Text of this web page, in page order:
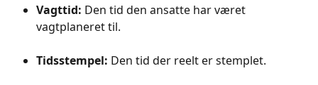
Vagttid: Den tid den ansatte har været
vagtplaneret til.
Tidsstempel: Den tid der reelt er stemplet.